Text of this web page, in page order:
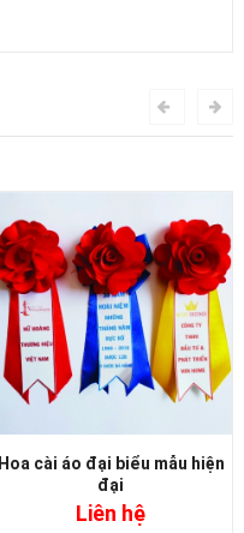
Hoa cài áo đại biểu mẫu hiện
đại
Liên hệ